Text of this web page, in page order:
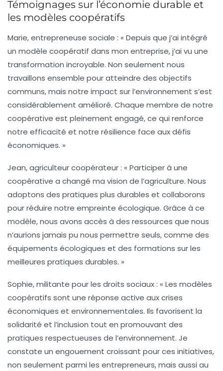
Témoignages sur l’économie durable et
les modèles coopératifs
Marie, entrepreneuse sociale : « Depuis que j’ai intégré
un modèle coopératif dans mon entreprise, j’ai vu une
transformation incroyable. Non seulement nous
travaillons ensemble pour atteindre des objectifs
communs, mais notre impact sur l’environnement s’est
considérablement amélioré. Chaque membre de notre
coopérative est pleinement engagé, ce qui renforce
notre efficacité et notre résilience face aux défis
économiques. »
Jean, agriculteur coopérateur : « Participer à une
coopérative a changé ma vision de l’agriculture. Nous
adoptons des pratiques plus durables et collaborons
pour réduire notre empreinte écologique. Grâce à ce
modèle, nous avons accès à des ressources que nous
n’aurions jamais pu nous permettre seuls, comme des
équipements écologiques et des formations sur les
meilleures pratiques durables. »
Sophie, militante pour les droits sociaux : « Les modèles
coopératifs sont une réponse active aux crises
économiques et environnementales. Ils favorisent la
solidarité et l’inclusion tout en promouvant des
pratiques respectueuses de l’environnement. Je
constate un engouement croissant pour ces initiatives,
non seulement parmi les entrepreneurs, mais aussi au